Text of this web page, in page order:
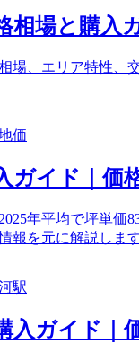
相場と購入
場、エリア特性、
価
ガイド｜価
年平均で坪単価
報を元に解説します
駅
入ガイド｜